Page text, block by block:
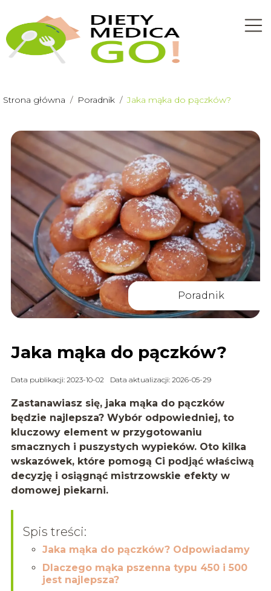
Strona główna / Poradnik /Jaka mąka do pączków?
Poradnik
Jaka mąka do pączków?
Data publikacji: 2023-10-02 Data aktualizacji: 2026-05-29
Zastanawiasz się, jaka mąka do pączków
będzie najlepsza? Wybór odpowiedniej, to
kluczowy element w przygotowaniu
smacznych i puszystych wypieków. Oto kilka
wskazówek, które pomogą Ci podjąć właściwą
decyzję i osiągnąć mistrzowskie efekty w
domowej piekarni.
Spis treści:
Jaka mąka do pączków? Odpowiadamy
Dlaczego mąka pszenna typu 450 i 500
jest najlepsza?